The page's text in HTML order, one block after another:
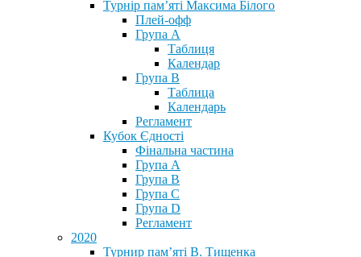
Турнір пам’яті Максима Білого
Плей-офф
Група А
Таблиця
Календар
Група В
Таблица
Календарь
Регламент
Кубок Єдності
Фінальна частина
Група А
Група В
Група С
Група D
Регламент
2020
Турнир пам’яті В. Тищенка